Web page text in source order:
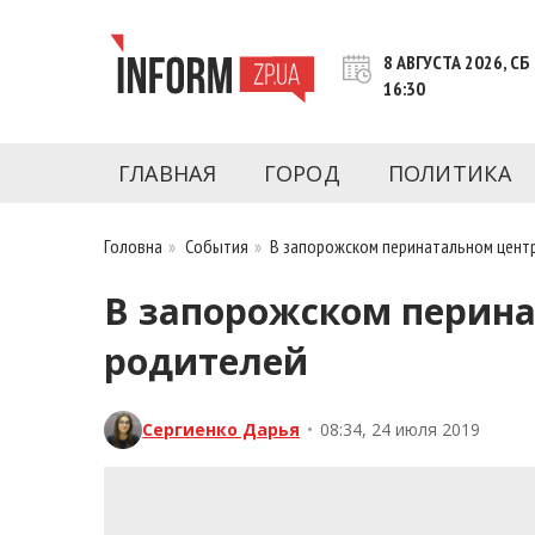
INFORM.ZP.UA – это информационный
последние новости Запорожья и
8 АВГУСТА 2026, СБ
16:30
ГЛАВНАЯ ГОРОД ПОЛИТИКА
Головна » События »В запорожском перинатальном
В запорожском
родителей
Сергиенко Дарья • 08:34, 24 июля 2019